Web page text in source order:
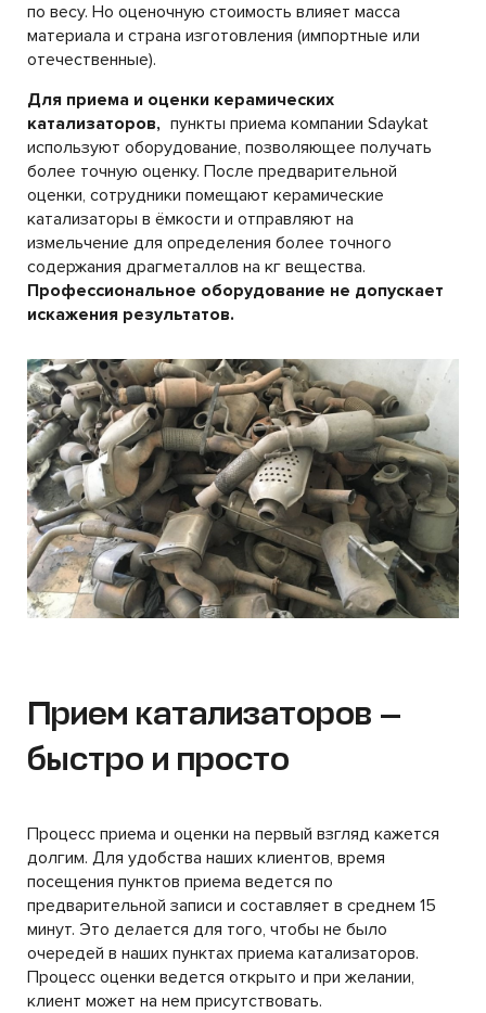
по весу. Но оценочную стоимость влияет масса
материала и страна изготовления (импортные или
отечественные).
Для приема и оценки керамических
катализаторов, пункты приема компании Sdaykat
используют оборудование, позволяющее получать
более точную оценку. После предварительной
оценки, сотрудники помещают керамические
катализаторы в ёмкости и отправляют на
измельчение для определения более точного
содержания драгметаллов на кг вещества.
Профессиональное оборудование не допускает
искажения результатов.
Прием катализаторов —
быстро и просто
Процесс приема и оценки на первый взгляд кажется
долгим. Для удобства наших клиентов, время
посещения пунктов приема ведется по
предварительной записи и составляет в среднем 15
минут. Это делается для того, чтобы не было
очередей в наших пунктах приема катализаторов.
Процесс оценки ведется открыто и при желании,
клиент может на нем присутствовать.